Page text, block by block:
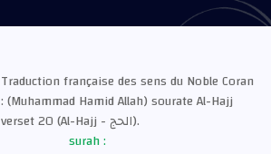
Traduction française des sens du Noble Coran
: (Muhammad Hamid Allah) sourate Al-Hajj
verset 20 (Al-Hajj - الحج).
surah :